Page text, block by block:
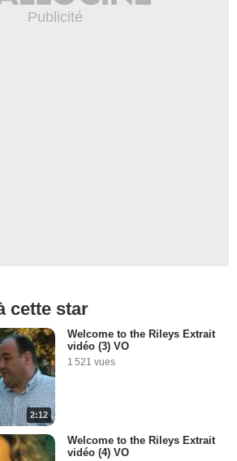
cette star
2:12
Welcome to the Rileys Extrait
vidéo (3) VO
1 521 vues
Welcome to the Rileys Extrait
vidéo (4) VO